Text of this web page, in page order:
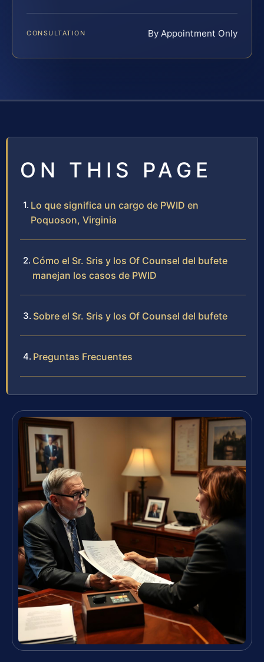
CONSULTATION By Appointment Only
ON THIS PAGE
Lo que significa un cargo de PWID en
Poquoson, Virginia
Cómo el Sr. Sris y los Of Counsel del bufete
manejan los casos de PWID
Sobre el Sr. Sris y los Of Counsel del bufete
Preguntas Frecuentes